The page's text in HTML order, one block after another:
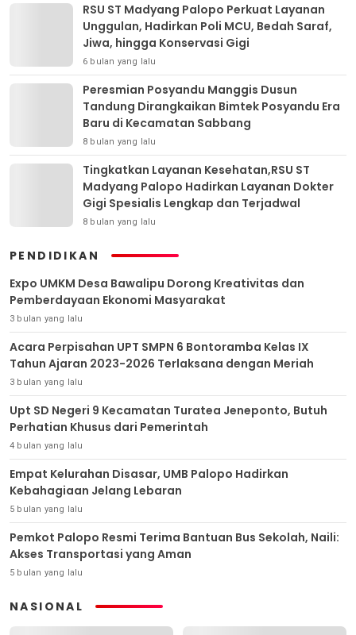
RSU ST Madyang Palopo Perkuat Layanan
Unggulan, Hadirkan Poli MCU, Bedah Saraf,
Jiwa, hingga Konservasi Gigi
6 bulan yang lalu
Peresmian Posyandu Manggis Dusun
Tandung Dirangkaikan Bimtek Posyandu Era
Baru di Kecamatan Sabbang
8 bulan yang lalu
Tingkatkan Layanan Kesehatan,RSU ST
Madyang Palopo Hadirkan Layanan Dokter
Gigi Spesialis Lengkap dan Terjadwal
8 bulan yang lalu
PENDIDIKAN
Expo UMKM Desa Bawalipu Dorong Kreativitas dan
Pemberdayaan Ekonomi Masyarakat
3 bulan yang lalu
Acara Perpisahan UPT SMPN 6 Bontoramba Kelas IX
Tahun Ajaran 2023-2026 Terlaksana dengan Meriah
3 bulan yang lalu
Upt SD Negeri 9 Kecamatan Turatea Jeneponto, Butuh
Perhatian Khusus dari Pemerintah
4 bulan yang lalu
Empat Kelurahan Disasar, UMB Palopo Hadirkan
Kebahagiaan Jelang Lebaran
5 bulan yang lalu
Pemkot Palopo Resmi Terima Bantuan Bus Sekolah, Naili:
Akses Transportasi yang Aman
5 bulan yang lalu
NASIONAL